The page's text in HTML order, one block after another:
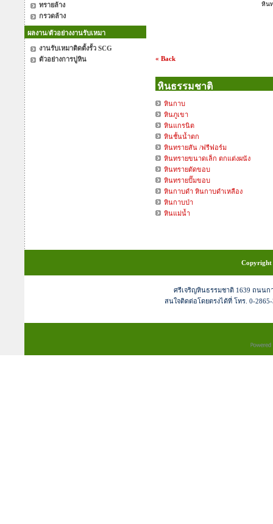
ทรายล้าง
กรวดล้าง
ผลงาน/ตัวอย่างงานรับเหมา
งานรับเหมาติดตั้งรั้ว SCG
ตัวอย่างการปูหิน
หิน
« Back
หินธรรมชาติ
หินกาบ
หินภูเขา
หินแกรนิต
หินชั้นน้ำตก
หินทรายสัน /ฟรีฟอร์ม
หินทรายขนาดเล็ก ตกแต่งผนัง
หินทรายตัดขอบ
หินทรายปั๊มขอบ
หินกาบดำ หินกาบดำเหลือง
หินกาบป่า
หินแม่น้ำ
Copyright
ศรีเจริญหินธรรมชาติ 1639 ถนนก
สนใจติดต่อโดยตรงได้ที่ โทร. 0-2865-